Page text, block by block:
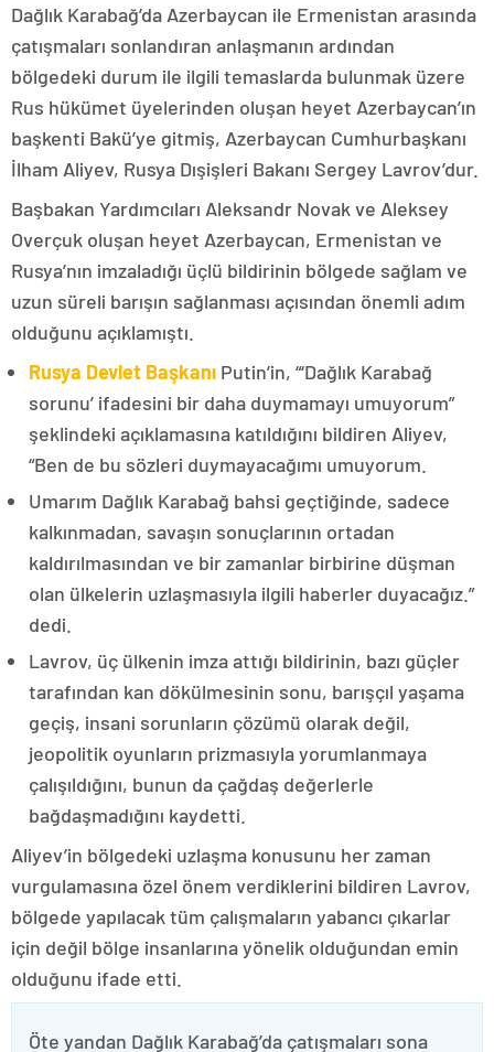
Dağlık Karabağ’da Azerbaycan ile Ermenistan arasında
çatışmaları sonlandıran anlaşmanın ardından
bölgedeki durum ile ilgili temaslarda bulunmak üzere
Rus hükümet üyelerinden oluşan heyet Azerbaycan’ın
başkenti Bakü’ye gitmiş, Azerbaycan Cumhurbaşkanı
İlham Aliyev, Rusya Dışişleri Bakanı Sergey Lavrov’dur.
Başbakan Yardımcıları Aleksandr Novak ve Aleksey
Overçuk oluşan heyet Azerbaycan, Ermenistan ve
Rusya’nın imzaladığı üçlü bildirinin bölgede sağlam ve
uzun süreli barışın sağlanması açısından önemli adım
olduğunu açıklamıştı.
Rusya Devlet Başkanı Putin’in, “‘Dağlık Karabağ
sorunu’ ifadesini bir daha duymamayı umuyorum”
şeklindeki açıklamasına katıldığını bildiren Aliyev,
“Ben de bu sözleri duymayacağımı umuyorum.
Umarım Dağlık Karabağ bahsi geçtiğinde, sadece
kalkınmadan, savaşın sonuçlarının ortadan
kaldırılmasından ve bir zamanlar birbirine düşman
olan ülkelerin uzlaşmasıyla ilgili haberler duyacağız.”
dedi.
Lavrov, üç ülkenin imza attığı bildirinin, bazı güçler
tarafından kan dökülmesinin sonu, barışçıl yaşama
geçiş, insani sorunların çözümü olarak değil,
jeopolitik oyunların prizmasıyla yorumlanmaya
çalışıldığını, bunun da çağdaş değerlerle
bağdaşmadığını kaydetti.
Aliyev’in bölgedeki uzlaşma konusunu her zaman
vurgulamasına özel önem verdiklerini bildiren Lavrov,
bölgede yapılacak tüm çalışmaların yabancı çıkarlar
için değil bölge insanlarına yönelik olduğundan emin
olduğunu ifade etti.
Öte yandan Dağlık Karabağ’da çatışmaları sona